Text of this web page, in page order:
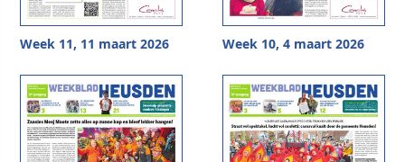
Week 11, 11 maart 2026 Week 10, 4 maart 2026